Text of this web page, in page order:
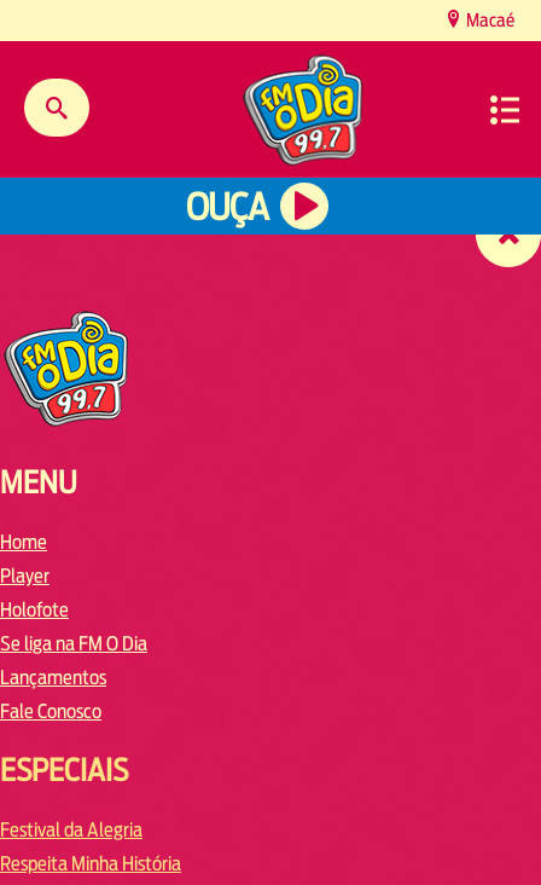
Macaé
OUÇA
MENU
Home
Player
Holofote
Se liga na FM O Dia
Lançamentos
Fale Conosco
ESPECIAIS
Festival da Alegria
Respeita Minha História